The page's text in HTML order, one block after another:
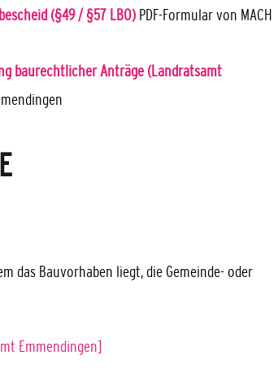
(§49 / §57 LBO) PDF-Formular von MACH
baurechtlicher Anträge (Landratsamt
das Bauvorhaben liegt, die Gemeinde- oder
Emmendingen]